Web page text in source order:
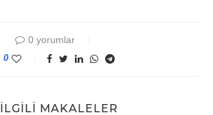
0 yorumlar
0
İLGILI MAKALELER